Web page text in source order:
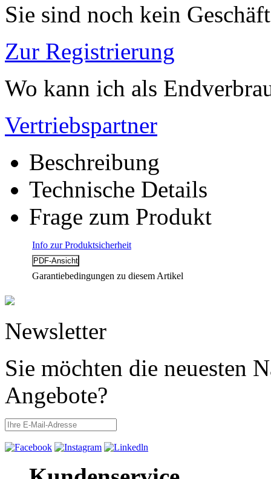
Sie sind noch kein
Zur Registrierung
Wo kann ich als
Vertriebspartner
Beschreibung
Technische Details
Frage zum Produkt
Info zur Produktsicherheit
Garantiebedingungen zu diesem Artikel
Newsletter
Sie möchten die neuesten
Angebote?